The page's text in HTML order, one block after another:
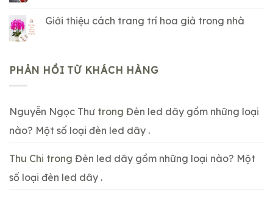
Giới thiệu cách trang trí hoa giả trong nhà
PHẢN HỒI TỪ KHÁCH HÀNG
Nguyễn Ngọc Thư trong Đèn led dây gồm những loại
nào? Một số loại đèn led dây .
Thu Chi trong Đèn led dây gồm những loại nào? Một
số loại đèn led dây .